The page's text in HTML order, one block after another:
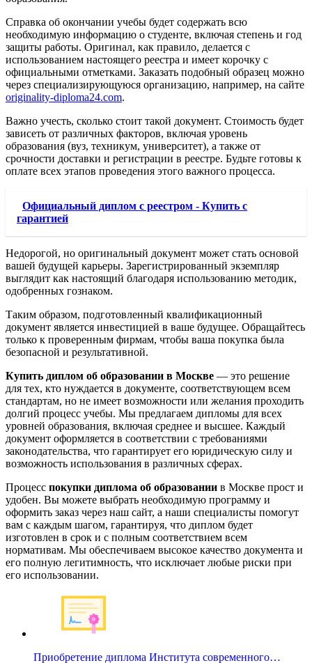
Справка об окончании учебы будет содержать всю
необходимую информацию о студенте, включая степень и год
защиты работы. Оригинал, как правило, делается с
использованием настоящего реестра и имеет корочку с
официальными отметками. Заказать подобный образец можно
через специализирующуюся организацию, например, на сайте
originality-diploma24.com.
Важно учесть, сколько стоит такой документ. Стоимость будет
зависеть от различных факторов, включая уровень
образования (вуз, техникум, университет), а также от
срочности доставки и регистрации в реестре. Будьте готовы к
оплате всех этапов проведения этого важного процесса.
Официальный диплом с реестром - Купить с
гарантией
Недорогой, но оригинальный документ может стать основой
вашей будущей карьеры. Зарегистрированный экземпляр
выглядит как настоящий благодаря использованию методик,
одобренных гознаком.
Таким образом, подготовленный квалификационный
документ является инвестицией в ваше будущее. Обращайтесь
только к проверенным фирмам, чтобы ваша покупка была
безопасной и результативной.
Купить диплом об образовании в Москве — это решение
для тех, кто нуждается в документе, соответствующем всем
стандартам, но не имеет возможности или желания проходить
долгий процесс учебы. Мы предлагаем дипломы для всех
уровней образования, включая среднее и высшее. Каждый
документ оформляется в соответствии с требованиями
законодательства, что гарантирует его юридическую силу и
возможность использования в различных сферах.
Процесс покупки диплома об образовании в Москве прост и
удобен. Вы можете выбрать необходимую программу и
оформить заказ через наш сайт, а наши специалисты помогут
вам с каждым шагом, гарантируя, что диплом будет
изготовлен в срок и с полным соответствием всем
нормативам. Мы обеспечиваем высокое качество документа и
его полную легитимность, что исключает любые риски при
его использовании.
Приобретение диплома Института современного…